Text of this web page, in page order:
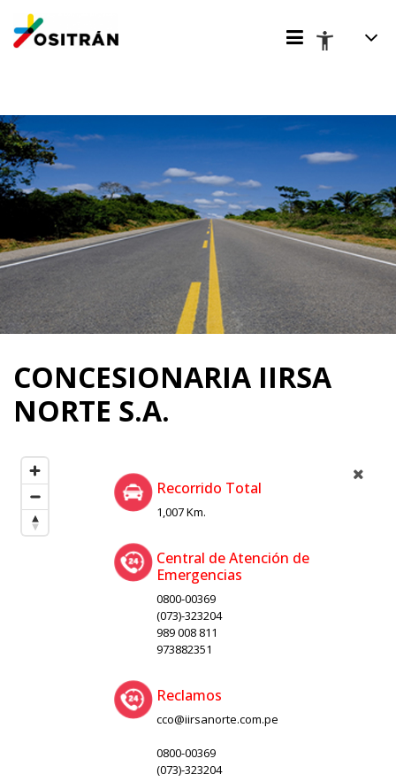
CONCESIONARIA IIRSA
NORTE S.A.
Recorrido Total
1,007 Km.
Central de Atención de
Emergencias
0800-00369
(073)-323204
989 008 811
973882351
Reclamos
cco@iirsanorte.com.pe
0800-00369
(073)-323204